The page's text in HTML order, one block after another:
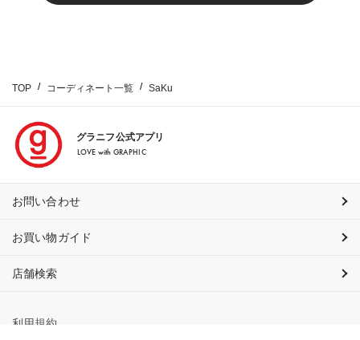
TOP コーディネート一覧 SaKu
グラニフ公式アプリ
LOVE with GRAPHIC
お問い合わせ
お買い物ガイド
店舗検索
利用規約